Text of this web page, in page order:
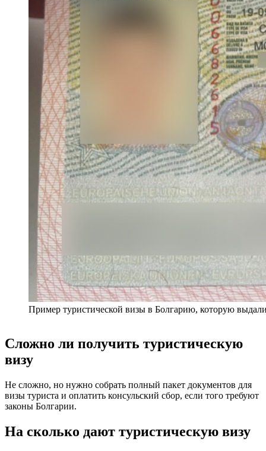
Пример туристической визы в Болгарию, которую
Сложно ли получить туристическую
визу
Не сложно, но нужно собрать полный пакет документов для
визы туриста и оплатить консульский сбор, если того требуют
законы Болгарии.
На сколько дают туристическую визу